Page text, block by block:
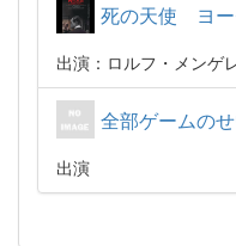
死の天使 ヨー
出演：ロルフ・メンゲ
全部ゲームの
出演